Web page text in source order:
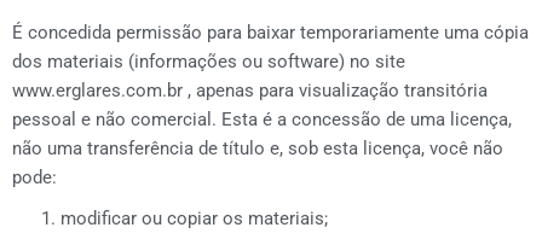
É concedida permissão para baixar temporariamente uma cópia
dos materiais (informações ou software) no site
www.erglares.com.br , apenas para visualização transitória
pessoal e não comercial. Esta é a concessão de uma licença,
não uma transferência de título e, sob esta licença, você não
pode:
modificar ou copiar os materiais;